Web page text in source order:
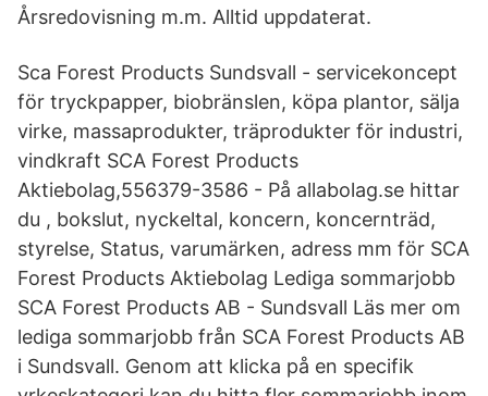
Årsredovisning m.m. Alltid uppdaterat.
Sca Forest Products Sundsvall - servicekoncept
för tryckpapper, biobränslen, köpa plantor, sälja
virke, massaprodukter, träprodukter för industri,
vindkraft SCA Forest Products
Aktiebolag,556379-3586 - På allabolag.se hittar
du , bokslut, nyckeltal, koncern, koncernträd,
styrelse, Status, varumärken, adress mm för SCA
Forest Products Aktiebolag Lediga sommarjobb
SCA Forest Products AB - Sundsvall Läs mer om
lediga sommarjobb från SCA Forest Products AB
i Sundsvall. Genom att klicka på en specifik